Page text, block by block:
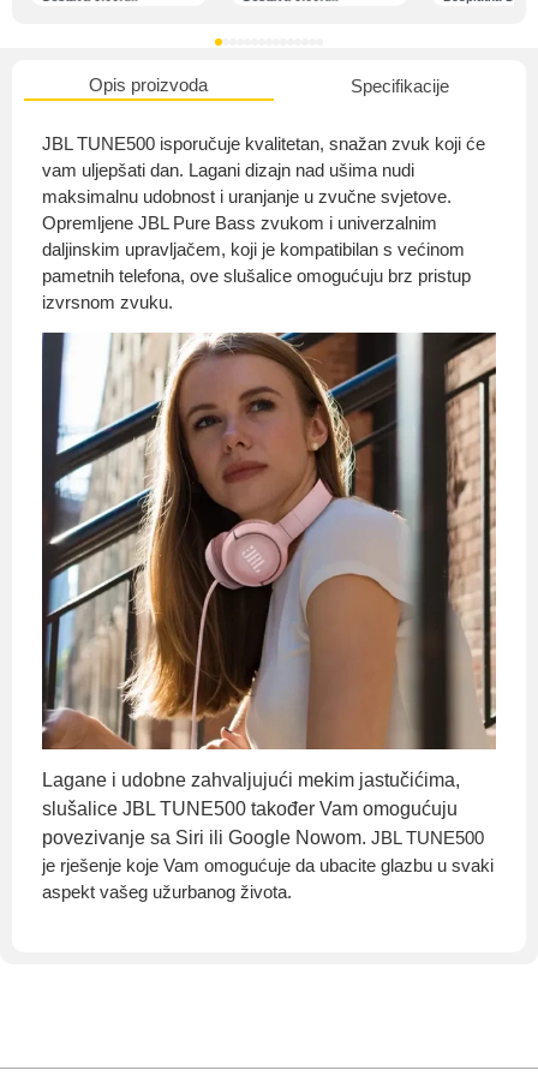
Opis proizvoda Specifikacije
JBL TUNE500 isporučuje kvalitetan, snažan zvuk koji će
vam uljepšati dan. Lagani dizajn nad ušima nudi
maksimalnu udobnost i uranjanje u zvučne svjetove.
Opremljene JBL Pure Bass zvukom i univerzalnim
daljinskim upravljačem, koji je kompatibilan s većinom
pametnih telefona, ove slušalice omogućuju brz pristup
izvrsnom zvuku.
Lagane i udobne zahvaljujući mekim jastučićima,
slušalice JBL TUNE500 također Vam omogućuju
povezivanje sa Siri ili Google Nowom. JBL TUNE500
je rješenje koje Vam omogućuje da ubacite glazbu u svaki
aspekt vašeg užurbanog života.
O nama
Privatnost kupca
Uvjeti i odredbe